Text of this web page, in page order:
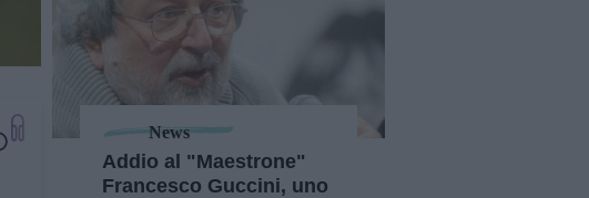
News
Addio al "Maestrone"
Francesco Guccini, uno